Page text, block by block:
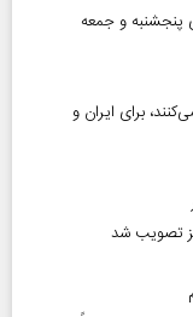
پنجشنبه و جمعه
برای ایران و
تصویب شد